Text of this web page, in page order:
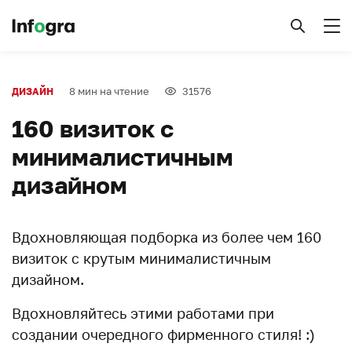
ДИЗАЙН 8 мин на чтение 31576
160 визиток с
минималистичным
дизайном
Вдохновляющая подборка из более чем 160
визиток с крутым минималистичным
дизайном.
Вдохновляйтесь этими работами при
создании очередного фирменного стиля! :)